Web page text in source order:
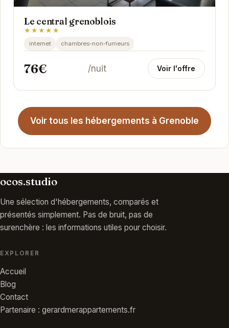
Le central grenoblois
★★★★★
internet chambres-non-fumeurs
76€ /nuit Voir l'offre
Voir tous les hébergements à Grenoble
ocos.studio
Une sélection d'hébergements, comparés et
présentés simplement. Pas de bruit, pas de
surenchère : les informations utiles pour choisir.
EXPLORER
Accueil
Blog
Contact
Partenaire : gerardmerappartements.fr